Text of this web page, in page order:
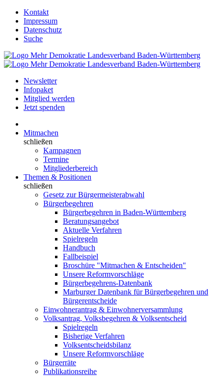
Kontakt
Impressum
Datenschutz
Suche
Newsletter
Infopaket
Mitglied werden
Jetzt spenden
Mitmachen
schließen
Kampagnen
Termine
Mitgliederbereich
Themen & Positionen
schließen
Gesetz zur Bürgermeisterabwahl
Bürgerbegehren
Bürgerbegehren in Baden-Württemberg
Beratungsangebot
Aktuelle Verfahren
Spielregeln
Handbuch
Fallbeispiel
Broschüre "Mitmachen & Entscheiden"
Unsere Reformvorschläge
Bürgerbegehrens-Datenbank
Marburger Datenbank für Bürgerbegehren und
Bürgerentscheide
Einwohnerantrag & Einwohnerversammlung
Volksantrag, Volksbegehren & Volksentscheid
Spielregeln
Bisherige Verfahren
Volksentscheidsbilanz
Unsere Reformvorschläge
Bürgerräte
Publikationsreihe